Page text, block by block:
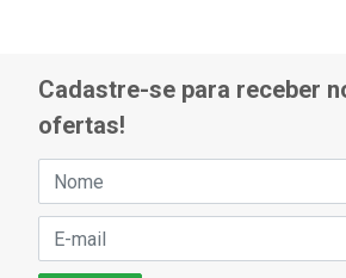
Cadastre-se para receber
ofertas!